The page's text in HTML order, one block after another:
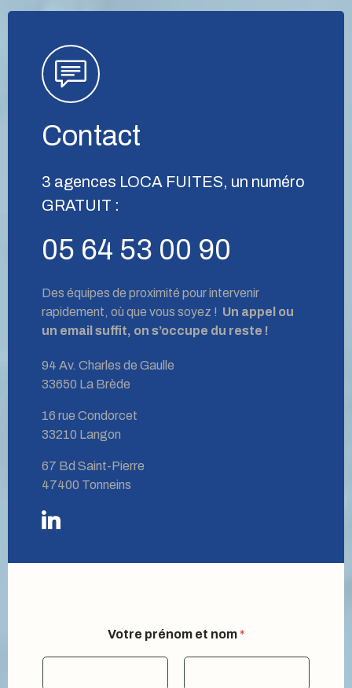
Contact
3 agences LOCA FUITES, un numéro
GRATUIT :
05 64 53 00 90
Des équipes de proximité pour intervenir
rapidement, où que vous soyez ! Un appel ou
un email suffit, on s’occupe du reste !
94 Av. Charles de Gaulle
33650 La Brède
16 rue Condorcet
33210 Langon
67 Bd Saint-Pierre
47400 Tonneins
Votre prénom et nom *